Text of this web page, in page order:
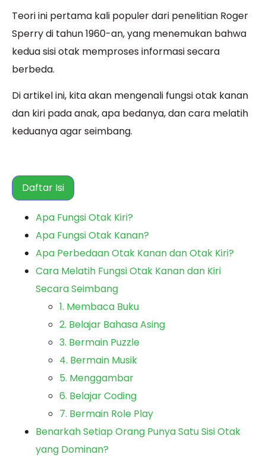
Teori ini pertama kali populer dari penelitian Roger
Sperry di tahun 1960-an, yang menemukan bahwa
kedua sisi otak memproses informasi secara
berbeda.
Di artikel ini, kita akan mengenali fungsi otak kanan
dan kiri pada anak, apa bedanya, dan cara melatih
keduanya agar seimbang.
Daftar Isi
Apa Fungsi Otak Kiri?
Apa Fungsi Otak Kanan?
Apa Perbedaan Otak Kanan dan Otak Kiri?
Cara Melatih Fungsi Otak Kanan dan Kiri
Secara Seimbang
1. Membaca Buku
2. Belajar Bahasa Asing
3. Bermain Puzzle
4. Bermain Musik
5. Menggambar
6. Belajar Coding
7. Bermain Role Play
Benarkah Setiap Orang Punya Satu Sisi Otak
yang Dominan?